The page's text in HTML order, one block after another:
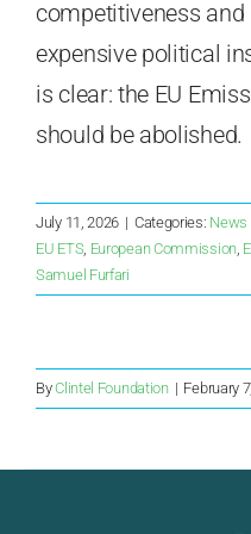
competitiveness
expensive political
is clear: the EU
should be abolished.
July 11, 2026 | Categories: News
EU ETS European Commission,
Samuel Furfari
ByClintel Foundation | February